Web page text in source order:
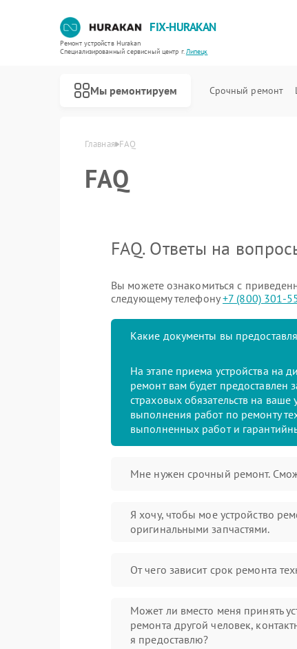
FIX-HURAKAN
Ремонт устройств Hurakan
Специализированный cервисный центр г.Липецк
Мы ремонтируем Срочный ремонт
Главная FAQ
FAQ
FAQ. Ответы на
Вы можете ознакомиться с
следующему телефону+7 (800) 301-
Какие документы вы
На этапе приема устройства на
ремонт вам будет предоставлен
страховых обязательств на ваше
выполнения работ по ремонту
выполненных работ и
Мне нужен срочный ремонт.
Я хочу, чтобы мое устройство
оригинальными запчастями.
От чего зависит срок ремонта
Может ли вместо меня принять
ремонта другой человек,
я предоставлю?